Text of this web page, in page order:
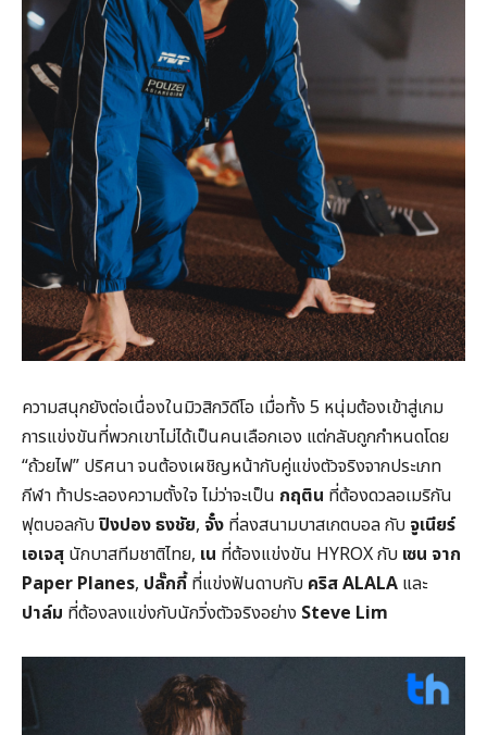
ความสนุกยังต่อเนื่องในมิวสิกวิดีโอ เมื่อทั้ง 5 หนุ่มต้องเข้าสู่เกม
การแข่งขันที่พวกเขาไม่ได้เป็นคนเลือกเอง แต่กลับถูกกำหนดโดย
“ถ้วยไฟ” ปริศนา จนต้องเผชิญหน้ากับคู่แข่งตัวจริงจากประเภท
กีฬา ท้าประลองความตั้งใจ ไม่ว่าจะเป็น กฤติน ที่ต้องดวลอเมริกัน
ฟุตบอลกับปิงปอง ธงชัย, จั๋ง ที่ลงสนามบาสเกตบอล กับ จูเนียร์
เอเจสุ นักบาสทีมชาติไทย, เน ที่ต้องแข่งขัน HYROX กับ เซน จาก
Paper Planes, ปลั๊กกี้ที่แข่งฟันดาบกับ คริสALALA และ
ปาล์ม ที่ต้องลงแข่งกับนักวิ่งตัวจริงอย่าง Steve Lim